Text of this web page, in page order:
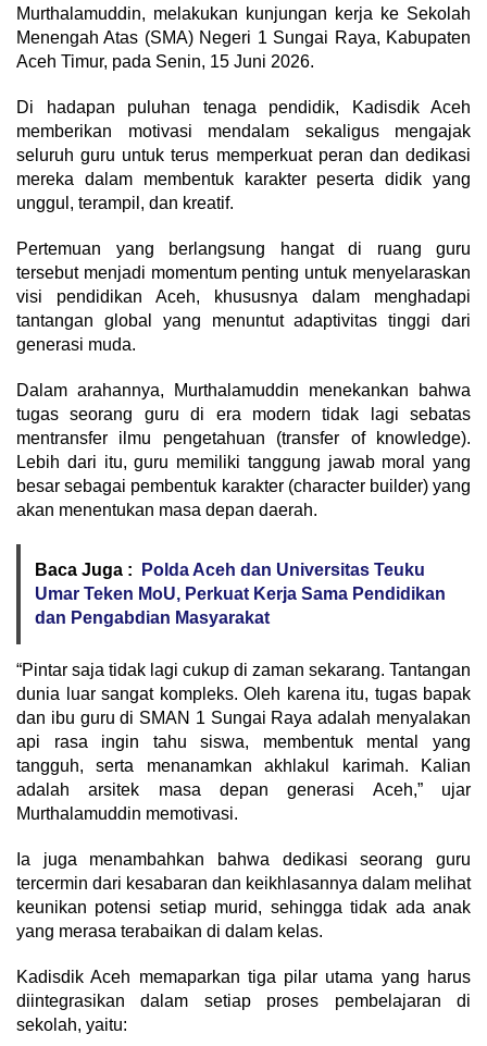
Murthalamuddin, melakukan kunjungan kerja ke Sekolah
Menengah Atas (SMA) Negeri 1 Sungai Raya, Kabupaten
Aceh Timur, pada Senin, 15 Juni 2026.
Di hadapan puluhan tenaga pendidik, Kadisdik Aceh
memberikan motivasi mendalam sekaligus mengajak
seluruh guru untuk terus memperkuat peran dan dedikasi
mereka dalam membentuk karakter peserta didik yang
unggul, terampil, dan kreatif.
Pertemuan yang berlangsung hangat di ruang guru
tersebut menjadi momentum penting untuk menyelaraskan
visi pendidikan Aceh, khususnya dalam menghadapi
tantangan global yang menuntut adaptivitas tinggi dari
generasi muda.
Dalam arahannya, Murthalamuddin menekankan bahwa
tugas seorang guru di era modern tidak lagi sebatas
mentransfer ilmu pengetahuan (transfer of knowledge).
Lebih dari itu, guru memiliki tanggung jawab moral yang
besar sebagai pembentuk karakter (character builder) yang
akan menentukan masa depan daerah.
Baca Juga :
Polda Aceh dan Universitas Teuku
Umar Teken MoU, Perkuat Kerja Sama Pendidikan
dan Pengabdian Masyarakat
“Pintar saja tidak lagi cukup di zaman sekarang. Tantangan
dunia luar sangat kompleks. Oleh karena itu, tugas bapak
dan ibu guru di SMAN 1 Sungai Raya adalah menyalakan
api rasa ingin tahu siswa, membentuk mental yang
tangguh, serta menanamkan akhlakul karimah. Kalian
adalah arsitek masa depan generasi Aceh,” ujar
Murthalamuddin memotivasi.
Ia juga menambahkan bahwa dedikasi seorang guru
tercermin dari kesabaran dan keikhlasannya dalam melihat
keunikan potensi setiap murid, sehingga tidak ada anak
yang merasa terabaikan di dalam kelas.
Kadisdik Aceh memaparkan tiga pilar utama yang harus
diintegrasikan dalam setiap proses pembelajaran di
sekolah, yaitu: